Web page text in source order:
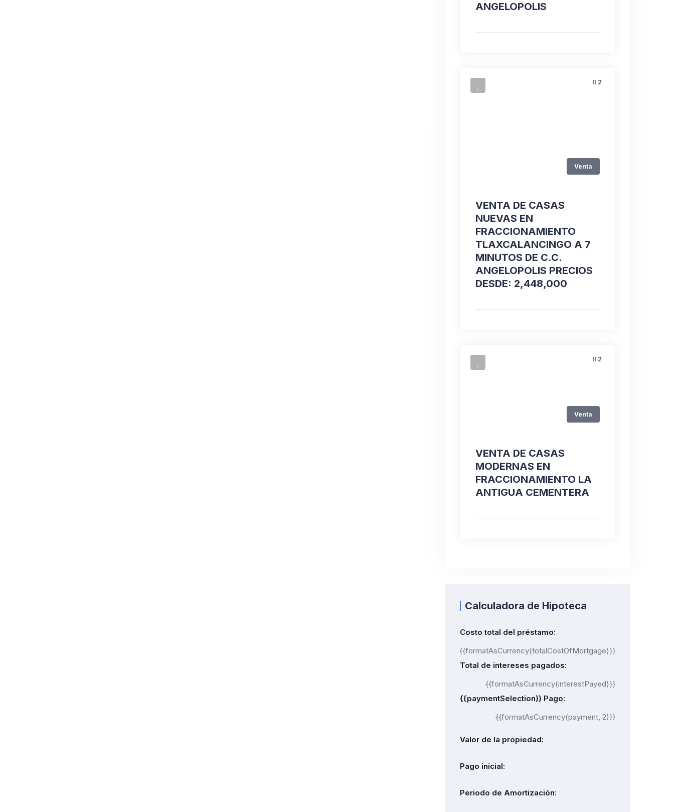
ANGELOPOLIS
2
Venta
VENTA DE CASAS
NUEVAS EN
FRACCIONAMIENTO
TLAXCALANCINGO A 7
MINUTOS DE C.C.
ANGELOPOLIS PRECIOS
DESDE: 2,448,000
2
Venta
VENTA DE CASAS
MODERNAS EN
FRACCIONAMIENTO LA
ANTIGUA CEMENTERA
Calculadora de Hipoteca
Costo total del préstamo:
{{formatAsCurrency(totalCostOfMortgage)}}
Total de intereses pagados:
{{formatAsCurrency(interestPayed)}}
{{paymentSelection}} Pago:
{{formatAsCurrency(payment, 2)}}
Valor de la propiedad:
Pago inicial:
Periodo de Amortización: